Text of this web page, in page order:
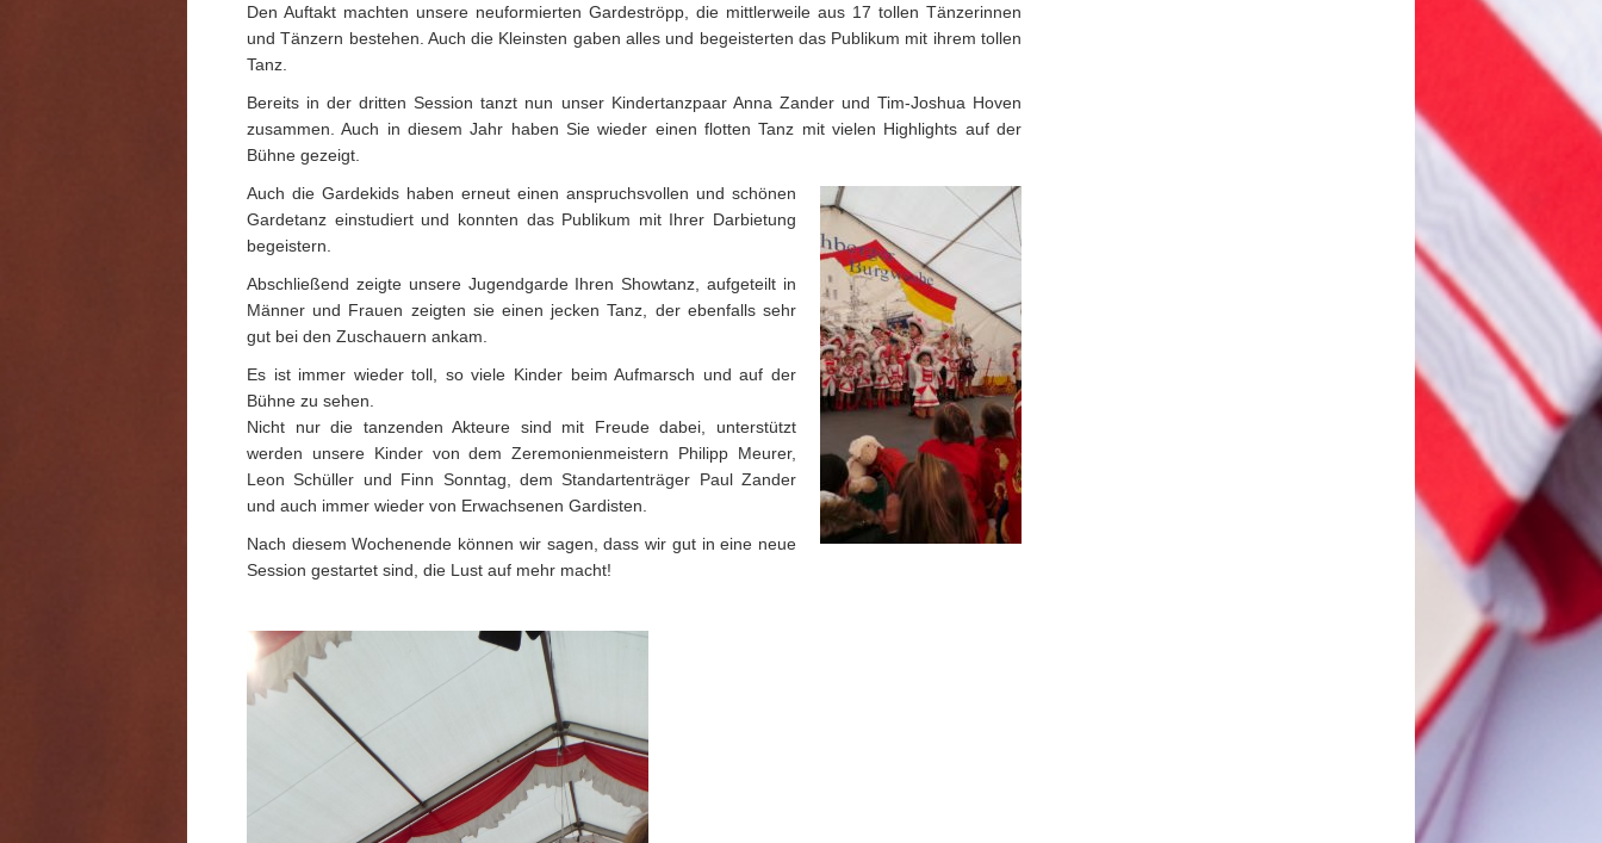
Den Auftakt machten unsere neuformierten Gardeströpp, die mittlerweile aus 17 tollen Tänzerinnen
und Tänzern bestehen. Auch die Kleinsten gaben alles und begeisterten das Publikum mit ihrem tollen
Tanz.
Bereits in der dritten Session tanzt nun unser Kindertanzpaar Anna Zander und Tim-Joshua Hoven
zusammen. Auch in diesem Jahr haben Sie wieder einen flotten Tanz mit vielen Highlights auf der
Bühne gezeigt.
Auch die Gardekids haben erneut einen anspruchsvollen und schönen
Gardetanz einstudiert und konnten das Publikum mit Ihrer Darbietung
begeistern.
Abschließend zeigte unsere Jugendgarde Ihren Showtanz, aufgeteilt in
Männer und Frauen zeigten sie einen jecken Tanz, der ebenfalls sehr
gut bei den Zuschauern ankam.
Es ist immer wieder toll, so viele Kinder beim Aufmarsch und auf der
Bühne zu sehen.
Nicht nur die tanzenden Akteure sind mit Freude dabei, unterstützt
werden unsere Kinder von dem Zeremonienmeistern Philipp Meurer,
Leon Schüller und Finn Sonntag, dem Standartenträger Paul Zander
und auch immer wieder von Erwachsenen Gardisten.
Nach diesem Wochenende können wir sagen, dass wir gut in eine neue
Session gestartet sind, die Lust auf mehr macht!